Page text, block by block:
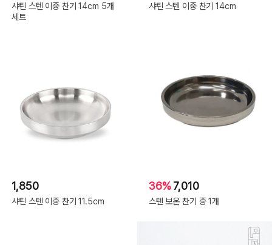
샤틴 스텐 이중 찬기 14cm 5개
세트
샤틴 스텐 이중 찬기 14cm
1,850
샤틴 스텐 이중 찬기 11.5cm
36%7,010
스텐 보온 찬기 중 1개